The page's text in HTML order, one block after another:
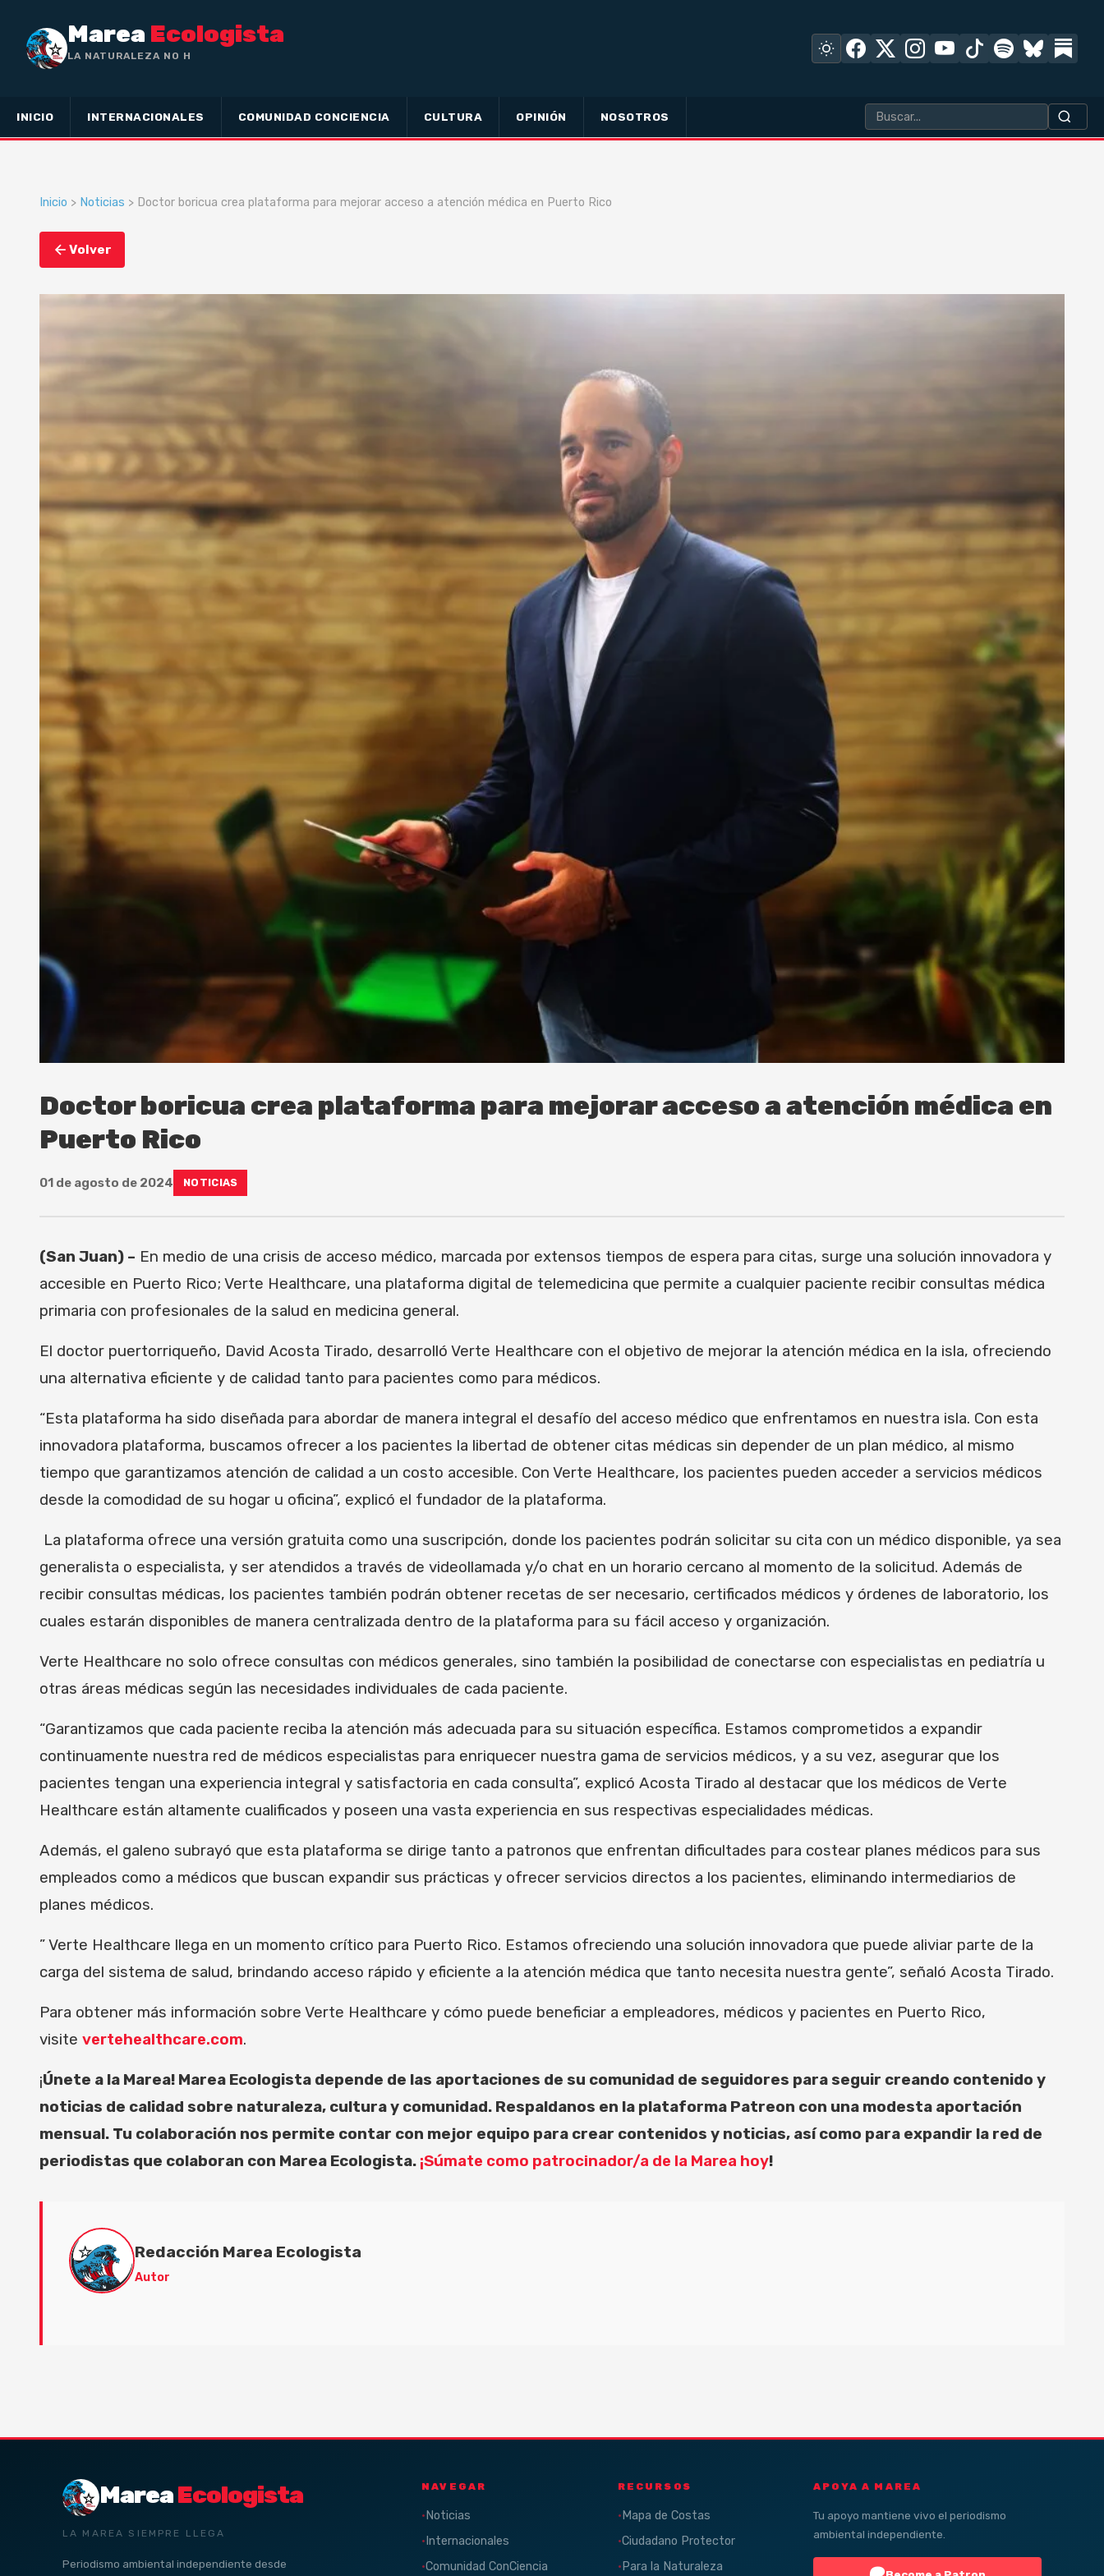
Marea Ecologista
LA NATURALEZA NO HA HECHO ESCLAVO
INICIO INTERNACIONALES COMUNIDAD CONCIENCIA CULTURA OPINIÓN NOSOTROS
Inicio > Noticias > Doctor boricua crea plataforma para mejorar acceso a atención médica en Puerto Rico
Volver
Doctor boricua crea plataforma para mejorar acceso a atención médica en
Puerto Rico
01 de agosto de 2024 NOTICIAS
(San Juan) – En medio de una crisis de acceso médico, marcada por extensos tiempos de espera para citas, surge una solución innovadora y
accesible en Puerto Rico; Verte Healthcare, una plataforma digital de telemedicina que permite a cualquier paciente recibir consultas médica
primaria con profesionales de la salud en medicina general.
El doctor puertorriqueño, David Acosta Tirado, desarrolló Verte Healthcare con el objetivo de mejorar la atención médica en la isla, ofreciendo
una alternativa eficiente y de calidad tanto para pacientes como para médicos.
“Esta plataforma ha sido diseñada para abordar de manera integral el desafío del acceso médico que enfrentamos en nuestra isla. Con esta
innovadora plataforma, buscamos ofrecer a los pacientes la libertad de obtener citas médicas sin depender de un plan médico, al mismo
tiempo que garantizamos atención de calidad a un costo accesible. Con Verte Healthcare, los pacientes pueden acceder a servicios médicos
desde la comodidad de su hogar u oficina”, explicó el fundador de la plataforma.
La plataforma ofrece una versión gratuita como una suscripción, donde los pacientes podrán solicitar su cita con un médico disponible, ya sea
generalista o especialista, y ser atendidos a través de videollamada y/o chat en un horario cercano al momento de la solicitud. Además de
recibir consultas médicas, los pacientes también podrán obtener recetas de ser necesario, certificados médicos y órdenes de laboratorio, los
cuales estarán disponibles de manera centralizada dentro de la plataforma para su fácil acceso y organización.
Verte Healthcare no solo ofrece consultas con médicos generales, sino también la posibilidad de conectarse con especialistas en pediatría u
otras áreas médicas según las necesidades individuales de cada paciente.
“Garantizamos que cada paciente reciba la atención más adecuada para su situación específica. Estamos comprometidos a expandir
continuamente nuestra red de médicos especialistas para enriquecer nuestra gama de servicios médicos, y a su vez, asegurar que los
pacientes tengan una experiencia integral y satisfactoria en cada consulta”, explicó Acosta Tirado al destacar que los médicos de Verte
Healthcare están altamente cualificados y poseen una vasta experiencia en sus respectivas especialidades médicas.
Además, el galeno subrayó que esta plataforma se dirige tanto a patronos que enfrentan dificultades para costear planes médicos para sus
empleados como a médicos que buscan expandir sus prácticas y ofrecer servicios directos a los pacientes, eliminando intermediarios de
planes médicos.
” Verte Healthcare llega en un momento crítico para Puerto Rico. Estamos ofreciendo una solución innovadora que puede aliviar parte de la
carga del sistema de salud, brindando acceso rápido y eficiente a la atención médica que tanto necesita nuestra gente”, señaló Acosta Tirado.
Para obtener más información sobre Verte Healthcare y cómo puede beneficiar a empleadores, médicos y pacientes en Puerto Rico,
visite vertehealthcare.com.
¡Únete a la Marea! Marea Ecologista depende de las aportaciones de su comunidad de seguidores para seguir creando contenido y
noticias de calidad sobre naturaleza, cultura y comunidad. Respaldanos en la plataforma Patreon con una modesta aportación
mensual. Tu colaboración nos permite contar con mejor equipo para crear contenidos y noticias, así como para expandir la red de
periodistas que colaboran con Marea Ecologista. ¡Súmate como patrocinador/a de la Marea hoy!
Redacción Marea Ecologista
Autor
MareaEcologista
LA MAREA SIEMPRE LLEGA
Periodismo ambiental independiente desde
NAVEGAR
Noticias
Internacionales
Comunidad ConCiencia
RECURSOS
Mapa de Costas
Ciudadano Protector
Para la Naturaleza
APOYA A MAREA
Tu apoyo mantiene vivo el periodismo
ambiental independiente.